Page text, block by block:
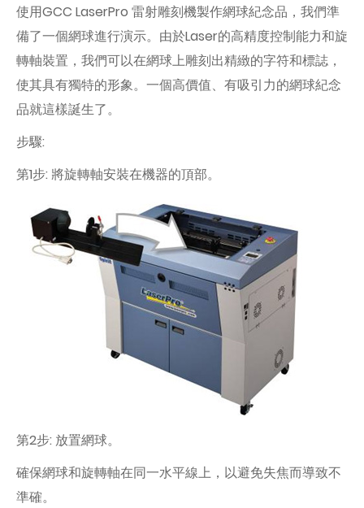
使用GCC LaserPro 雷射雕刻機製作網球紀念品，我們準
備了一個網球進行演示。由於Laser的高精度控制能力和旋
轉軸裝置，我們可以在網球上雕刻出精緻的字符和標誌，
使其具有獨特的形象。一個高價值、有吸引力的網球紀念
品就這樣誕生了。
步驟:
第1步: 將旋轉軸安裝在機器的頂部。
第2步: 放置網球。
確保網球和旋轉軸在同一水平線上，以避免失焦而導致不
準確。